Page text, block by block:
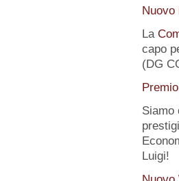
Nuovo
La
capo
(DG
Siamo
Luigi!